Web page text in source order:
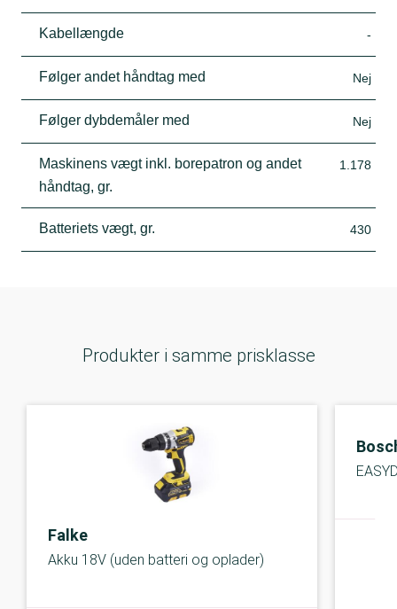
Kabellængde -
Følger andet håndtag med Nej
Følger dybdemåler med Nej
Maskinens vægt inkl. borepatron og andet
håndtag, gr.
1.178
Batteriets vægt, gr. 430
Produkter i samme prisklasse
Falke
Akku 18V (uden batteri og oplader)